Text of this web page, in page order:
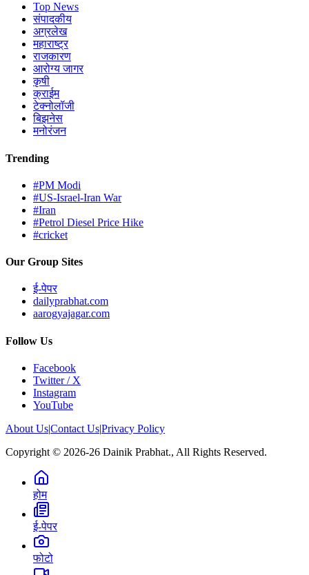
Top News
संपादकीय
अग्रलेख
महाराष्ट्र
राजकारण
आरोग्य जागर
कृषी
क्राईम
टेक्नोलॉजी
बिझनेस
मनोरंजन
Trending
#PM Modi
#US-Israel-Iran War
#Iran
#Petrol Diesel Price Hike
#cricket
Our Group Sites
ई-पेपर
dailyprabhat.com
aarogyajagar.com
Follow Us
Facebook
Twitter / X
Instagram
YouTube
About Us|Contact Us|Privacy Policy
Copyright © 2026-26 Dainik Prabhat., All Rights Reserved.
होम
ई-पेपर
फोटो